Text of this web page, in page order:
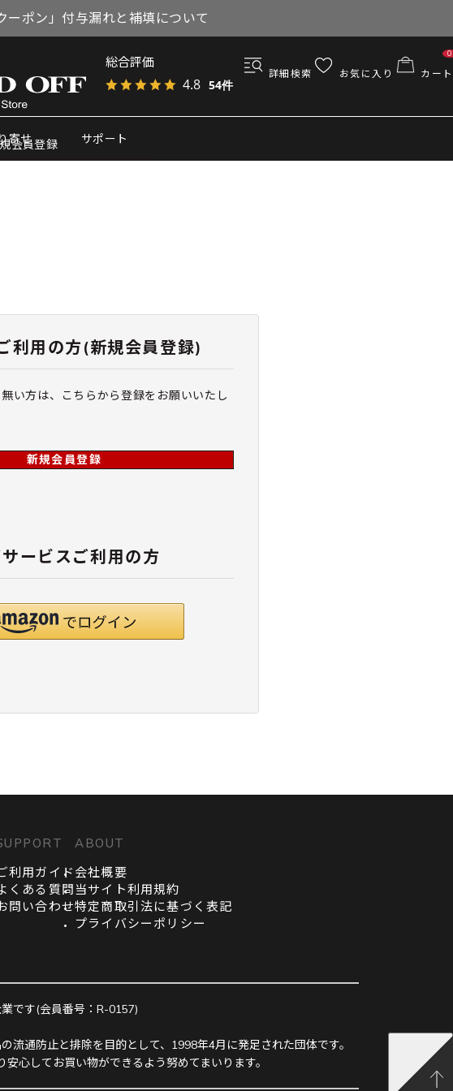
ーポン」付与漏れと補填について
総合評価
4.8 54件
詳細検索 お気に入り カート
0
寄せ サポート
会員登録
利用の方(新規会員登録)
い方は、こちらから登録をお願いいたし
新規会員登録
ービスご利用の方
利用ガイド
くある質問
問い合わせ
ABOUT
会社概要
当サイト利用規約
特定商取引法に基づく表記
プライバシーポリシー
です(会員番号：R-0157)
通防止と排除を目的として、1998年4月に発足された団体です。
心してお買い物ができるよう努めてまいります。